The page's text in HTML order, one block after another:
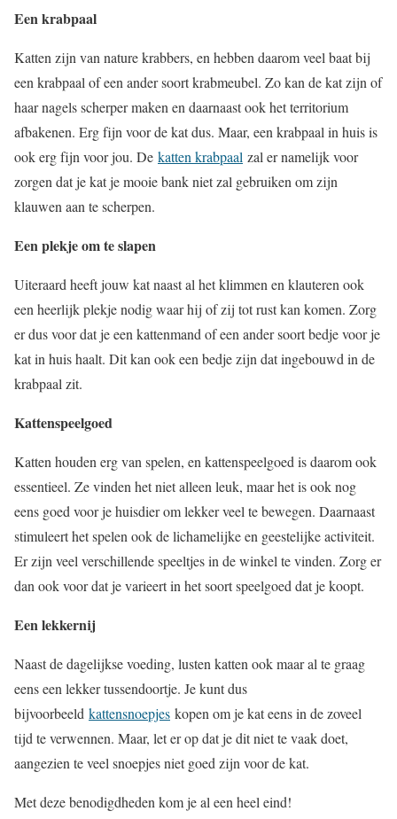
Een krabpaal
Katten zijn van nature krabbers, en hebben daarom veel baat bij
een krabpaal of een ander soort krabmeubel. Zo kan de kat zijn of
haar nagels scherper maken en daarnaast ook het territorium
afbakenen. Erg fijn voor de kat dus. Maar, een krabpaal in huis is
ook erg fijn voor jou. De katten krabpaal zal er namelijk voor
zorgen dat je kat je mooie bank niet zal gebruiken om zijn
klauwen aan te scherpen.
Een plekje om te slapen
Uiteraard heeft jouw kat naast al het klimmen en klauteren ook
een heerlijk plekje nodig waar hij of zij tot rust kan komen. Zorg
er dus voor dat je een kattenmand of een ander soort bedje voor je
kat in huis haalt. Dit kan ook een bedje zijn dat ingebouwd in de
krabpaal zit.
Kattenspeelgoed
Katten houden erg van spelen, en kattenspeelgoed is daarom ook
essentieel. Ze vinden het niet alleen leuk, maar het is ook nog
eens goed voor je huisdier om lekker veel te bewegen. Daarnaast
stimuleert het spelen ook de lichamelijke en geestelijke activiteit.
Er zijn veel verschillende speeltjes in de winkel te vinden. Zorg er
dan ook voor dat je varieert in het soort speelgoed dat je koopt.
Een lekkernij
Naast de dagelijkse voeding, lusten katten ook maar al te graag
eens een lekker tussendoortje. Je kunt dus
bijvoorbeeld kattensnoepjes kopen om je kat eens in de zoveel
tijd te verwennen. Maar, let er op dat je dit niet te vaak doet,
aangezien te veel snoepjes niet goed zijn voor de kat.
Met deze benodigdheden kom je al een heel eind!